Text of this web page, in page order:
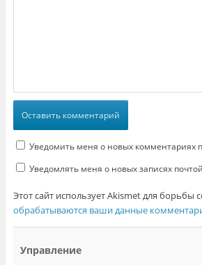
Уведомить меня о новых комментариях
Уведомлять меня о новых записях
Этот сайт использует Akismet для борьбы
обрабатываются ваши данные
Управление